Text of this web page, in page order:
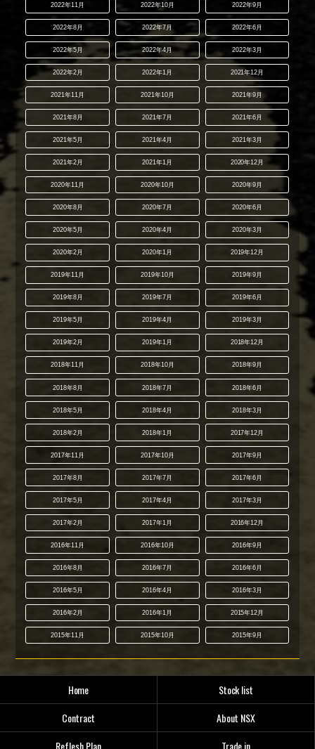
2022年11月 2022年10月 2022年9月
2022年8月 2022年7月 2022年6月
2022年5月 2022年4月 2022年3月
2022年2月 2022年1月 2021年12月
2021年11月 2021年10月 2021年9月
2021年8月 2021年7月 2021年6月
2021年5月 2021年4月 2021年3月
2021年2月 2021年1月 2020年12月
2020年11月 2020年10月 2020年9月
2020年8月 2020年7月 2020年6月
2020年5月 2020年4月 2020年3月
2020年2月 2020年1月 2019年12月
2019年11月 2019年10月 2019年9月
2019年8月 2019年7月 2019年6月
2019年5月 2019年4月 2019年3月
2019年2月 2019年1月 2018年12月
2018年11月 2018年10月 2018年9月
2018年8月 2018年7月 2018年6月
2018年5月 2018年4月 2018年3月
2018年2月 2018年1月 2017年12月
2017年11月 2017年10月 2017年9月
2017年8月 2017年7月 2017年6月
2017年5月 2017年4月 2017年3月
2017年2月 2017年1月 2016年12月
2016年11月 2016年10月 2016年9月
2016年8月 2016年7月 2016年6月
2016年5月 2016年4月 2016年3月
2016年2月 2016年1月 2015年12月
2015年11月 2015年10月 2015年9月
Home
Stock list
Contract
About NSX
Reflesh Plan
Trade in